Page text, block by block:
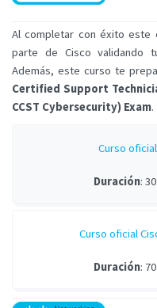
Al completar con éxito este
parte de Cisco validando
Además, este curso te
Certified Support
CCST Cybersecurity) Exam.
Curso
Duración:
Curso oficial
Duración: